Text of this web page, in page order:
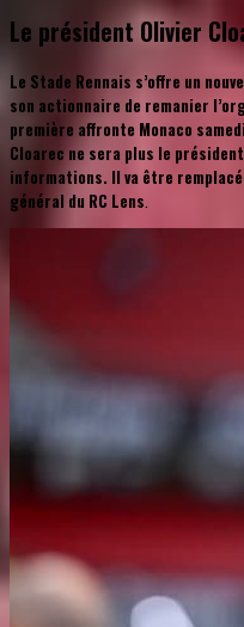
Le président Olivier
Le Stade Rennais s’offre un
son actionnaire de remanier
première affronte Monaco
Cloarec ne sera plus le
informations. Il va être
général du RC Lens